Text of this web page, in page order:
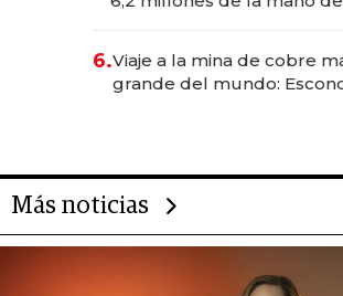
6.Viaje a la mina de cobre
grande del mundo:
Más noticias